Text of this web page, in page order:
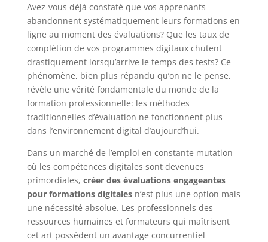
Avez-vous déjà constaté que vos apprenants
abandonnent systématiquement leurs formations en
ligne au moment des évaluations? Que les taux de
complétion de vos programmes digitaux chutent
drastiquement lorsqu’arrive le temps des tests? Ce
phénomène, bien plus répandu qu’on ne le pense,
révèle une vérité fondamentale du monde de la
formation professionnelle: les méthodes
traditionnelles d’évaluation ne fonctionnent plus
dans l’environnement digital d’aujourd’hui.
Dans un marché de l’emploi en constante mutation
où les compétences digitales sont devenues
primordiales, créer des évaluations engageantes
pour formations digitalesn’est plus une option mais
une nécessité absolue. Les professionnels des
ressources humaines et formateurs qui maîtrisent
cet art possèdent un avantage concurrentiel